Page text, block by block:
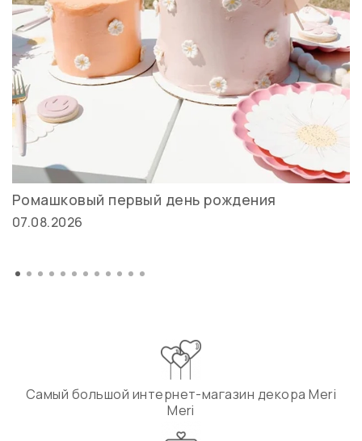
Ромашковый первый день рождения
07.08.2026
Самый большой интернет-магазин декора Meri
Meri